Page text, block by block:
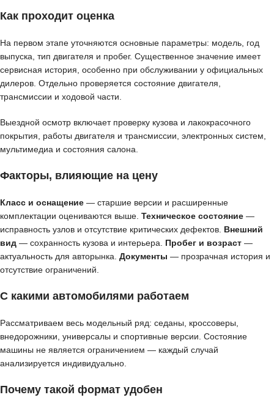
Как проходит оценка
На первом этапе уточняются основные параметры: модель, год
выпуска, тип двигателя и пробег. Существенное значение имеет
сервисная история, особенно при обслуживании у официальных
дилеров. Отдельно проверяется состояние двигателя,
трансмиссии и ходовой части.
Выездной осмотр включает проверку кузова и лакокрасочного
покрытия, работы двигателя и трансмиссии, электронных систем,
мультимедиа и состояния салона.
Факторы, влияющие на цену
Класс и оснащение — старшие версии и расширенные
комплектации оцениваются выше. Техническое состояние —
исправность узлов и отсутствие критических дефектов. Внешний
вид — сохранность кузова и интерьера. Пробег и возраст —
актуальность для авторынка. Документы — прозрачная история и
отсутствие ограничений.
С какими автомобилями работаем
Рассматриваем весь модельный ряд: седаны, кроссоверы,
внедорожники, универсалы и спортивные версии. Состояние
машины не является ограничением — каждый случай
анализируется индивидуально.
Почему такой формат удобен